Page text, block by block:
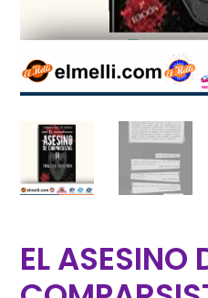
EL ASESINO